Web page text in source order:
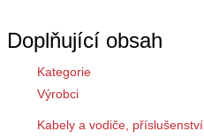
Doplňující obsah
Kategorie
Výrobci
Kabely a vodiče, příslušenství